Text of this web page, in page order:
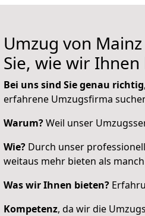
Umzug von
Sie, wie wir
Bei uns sind Sie genau richtig
erfahrene Umzugsfirma
Warum?Weil unser
Wie? Durch unser
weitaus mehr bieten als
Was wir Ihnen bieten?
Kompetenz, da wir die